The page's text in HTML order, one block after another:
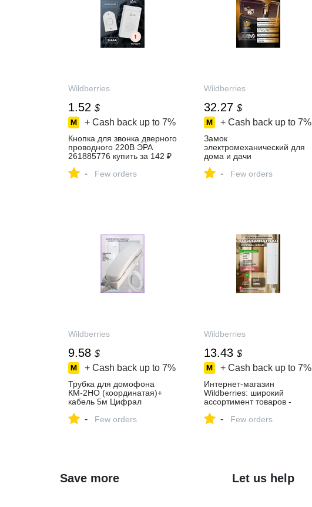
Wildberries
1.52 $
+ Cash back up to 7%
Кнопка для звонка дверного
проводного 220В ЭРА
261885776 купить за 142 ₽
Wildberries
- Few orders
Wildberries
32.27 $
+ Cash back up to 7%
Замок
электромеханический для
дома и дачи
замок 141193911 купить за
- Few orders
Wildberries
9.58 $
+ Cash back up to 7%
Трубка для домофона
КМ-2НО (координатая)+
кабель 5м Цифрал
в интернет‑магазине
- Few orders
Wildberries
13.43 $
+ Cash back up to 7%
Интернет‑магазин
Wildberries: широкий
ассортимент товаров -
- Few orders
Save more Let us help